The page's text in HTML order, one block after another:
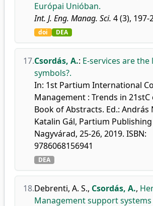
Európai Unióban.
Int. J. Eng. Manag. Sci. 4 (3), 197-
doi DEA
17.Csordás, A.: E-services are
symbols?.
In: 1st Partium International
Management : Trends in 21stC
Book of Abstracts. Ed.: András
Katalin Gál, Partium
Nagyvárad, 25-26, 2019. ISBN:
9786068156941
DEA
18.Debrenti, A. S., Csordás, A.,
Management support